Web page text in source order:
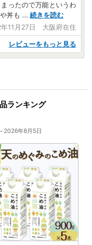
ったので万能というわ
丼も ... 続きを読む
11月27日 大阪府在住
レビューをもっと見る
ランキング
2026年8月5日